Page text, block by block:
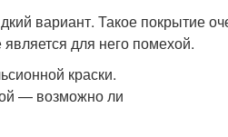
вариант. Такое покрытие
для него помехой.